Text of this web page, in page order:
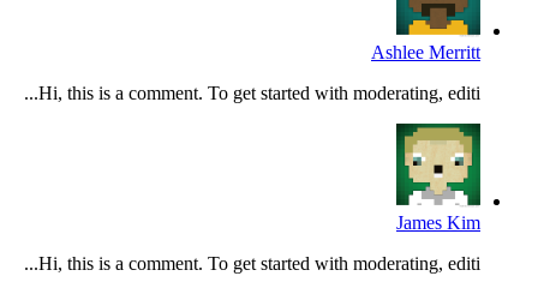
Ashlee Merritt
Hi, this is a comment. To get started with moderating, editi...
James Kim
Hi, this is a comment. To get started with moderating, editi...